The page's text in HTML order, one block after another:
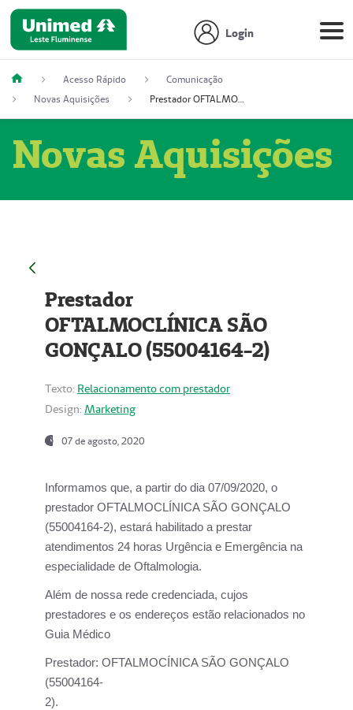
Login
Acesso Rápido
Comunicação
Novas Aquisições
Prestador OFTALMOCLÍNICA SÃO GONÇALO (55004164-2)
Novas Aquisições
Prestador
OFTALMOCLÍNICA SÃO
GONÇALO (55004164-2)
Texto: Relacionamento com prestador
Design: Marketing
07 de agosto, 2020
Informamos que, a partir do dia07/09/2020, o
prestador OFTALMOCLÍNICA SÃO GONÇALO
(55004164-2), estará habilitado a prestar
atendimentos 24 horas Urgência e Emergência na
especialidade de Oftalmologia.
Além de nossa rede credenciada, cujos
prestadores e os endereços estão relacionados no
Guia Médico
Prestador: OFTALMOCÍNICA SÃO GONÇALO
(55004164-
2).